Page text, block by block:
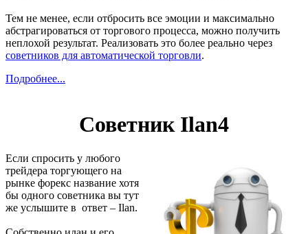
Тем не менее, если отбросить все эмоции и максимально
абстрагироваться от торгового процесса, можно получить
неплохой результат. Реализовать это более реально через
советников для автоматической торговли.
Подробнее...
Советник Ilan4
Если спросить у любого
трейдера торгующего на
рынке форекс название хотя
бы одного советника вы тут
же услышите в ответ – Ilan.